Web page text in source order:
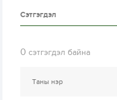
Сэтгэгдэл
0 сэтгэгдэл байна